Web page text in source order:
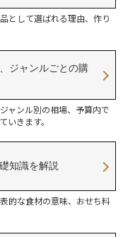
として選ばれる理由、作り
ジャンルごとの購
ャンル別の相場、予算内で
きます。
知識を解説
的な食材の意味、おせち料